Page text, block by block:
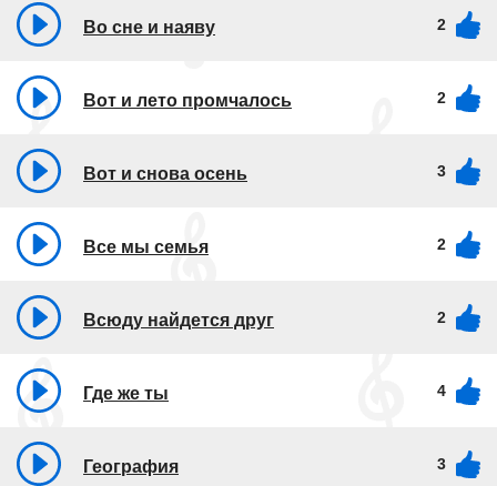
Во сне и наяву 2
Вот и лето промчалось 2
Вот и снова осень 3
Все мы семья 2
Всюду найдется друг 2
Где же ты 4
География 3